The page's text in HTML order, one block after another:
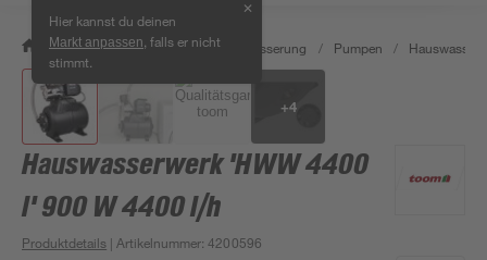
Hier kannst du deinen
Markt anpassen , falls er nicht
stimmt.
✕
/ Garten & Freizeit / Gartenbewässerung / Pumpen /
+4
Hauswasserwerk 'HWW 4400
l' 900 W 4400 l/h
Produktdetails | Artikelnummer:4200596